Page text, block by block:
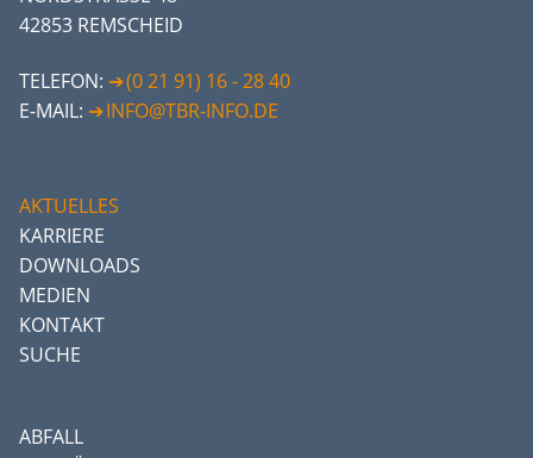
42853 REMSCHEID
TELEFON:
(0 21 91) 16 - 28 40
E-MAIL:
INFO@TBR-INFO.DE
AKTUELLES
KARRIERE
DOWNLOADS
MEDIEN
KONTAKT
SUCHE
ABFALL